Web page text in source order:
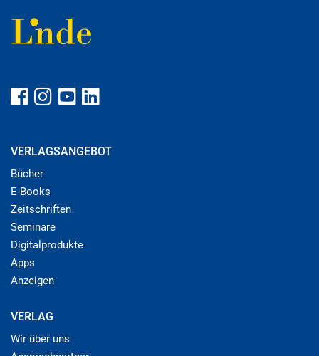
VERLAGSANGEBOT
Bücher
E-Books
Zeitschriften
Seminare
Digitalprodukte
Apps
Anzeigen
VERLAG
Wir über uns